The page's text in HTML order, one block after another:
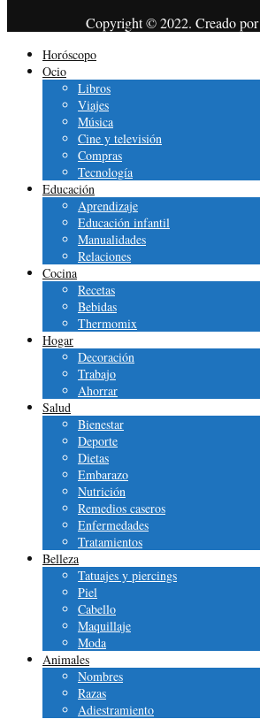
Copyright © 2022. Creado por
Horóscopo
Ocio
Libros
Viajes
Música
Cine y televisión
Compras
Tecnología
Educación
Aprendizaje
Educación infantil
Manualidades
Relaciones
Cocina
Recetas
Bebidas
Thermomix
Hogar
Decoración
Trabajo
Ahorrar
Salud
Bienestar
Deporte
Dietas
Embarazo
Nutrición
Remedios caseros
Enfermedades
Tratamientos
Belleza
Tatuajes y piercings
Piel
Cabello
Maquillaje
Moda
Animales
Nombres
Razas
Adiestramiento